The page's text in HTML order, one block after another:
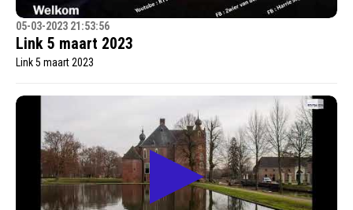
05-03-2023 21:53:56
Link 5 maart 2023
Link 5 maart 2023